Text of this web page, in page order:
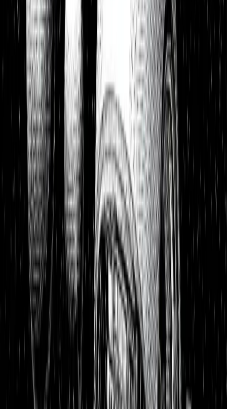
WatchlistUnsere Top-Picks zum Kauf
Portfolios 26,8 % p.a. seit 2018
Finanzielle Freiheit
26,8 % p.a. Dividendendepot18,6 % p.a.
1:1 Begleitung
Über uns
7 Tage kostenlos testen
Einloggen